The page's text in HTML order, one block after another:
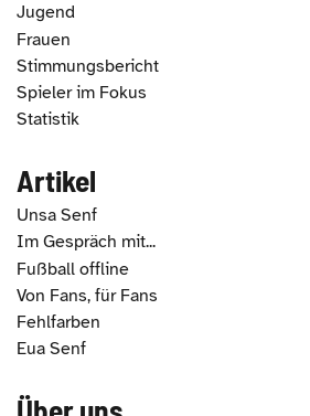
Jugend
Frauen
Stimmungsbericht
Spieler im Fokus
Statistik
Artikel
Unsa Senf
Im Gespräch mit...
Fußball offline
Von Fans, für Fans
Fehlfarben
Eua Senf